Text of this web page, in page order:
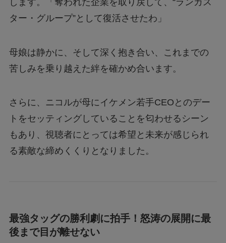
ター・グループ”として復活させたわ」
母娘は静かに、そして深く抱き合い、これまでの
苦しみを乗り越えた絆を確かめ合います。
さらに、ニコルが母にイケメン若手CEOとのデー
トをセッティングしていることを匂わせるシーン
もあり、視聴者にとっては希望と未来が感じられ
る素敵な締めくくりとなりました。
最強タッグの勝利劇に拍手！怒涛の展開に最
後まで目が離せない